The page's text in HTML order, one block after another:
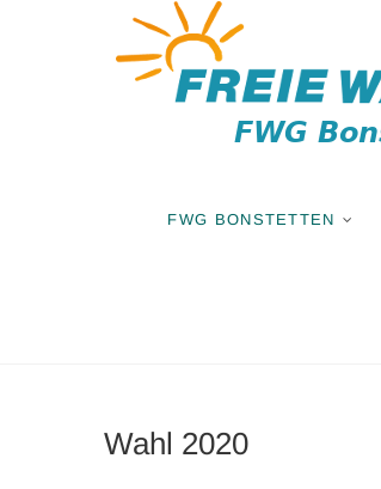
FWG BONSTETTEN
Wahl 2020